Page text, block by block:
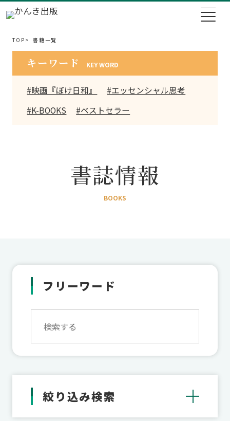
TOP 書籍一覧
キーワード KEY WORD
#映画『ぼけ日和』
#エッセンシャル思考
#K-BOOKS
#ベストセラー
書誌情報
BOOKS
フリーワード
絞り込み検索